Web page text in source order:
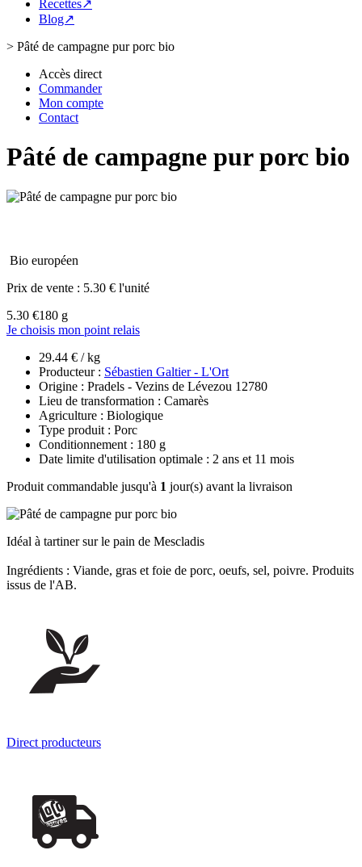
Recettes↗
Blog↗
> Pâté de campagne pur porc bio
Accès direct
Commander
Mon compte
Contact
Pâté de campagne pur porc bio
Bio européen
Prix de vente : 5.30 € l'unité
5.30 €180 g
Je choisis mon point relais
29.44 € / kg
Producteur : Sébastien Galtier - L'Ort
Origine : Pradels - Vezins de Lévezou 12780
Lieu de transformation : Camarès
Agriculture : Biologique
Type produit : Porc
Conditionnement : 180 g
Date limite d'utilisation optimale : 2 ans et 11 mois
Produit commandable jusqu'à 1 jour(s) avant la livraison
Idéal à tartiner sur le pain de Mescladis
Ingrédients : Viande, gras et foie de porc, oeufs, sel, poivre. Produits
issus de l'AB.
Direct producteurs